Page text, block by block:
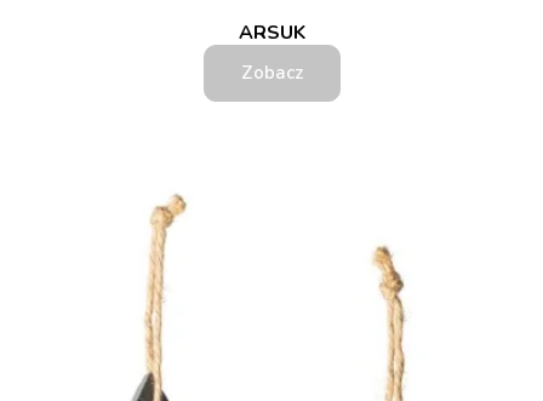
ARSUK
Zobacz